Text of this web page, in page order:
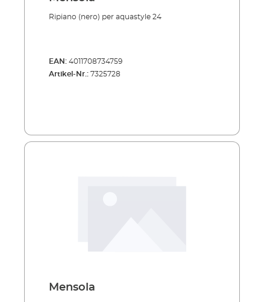
Ripiano (nero) per aquastyle 24
EAN: 4011708734759
Artikel-Nr.: 7325728
Mensola